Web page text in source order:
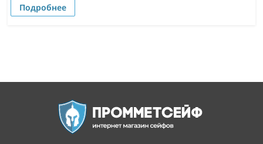
Подробнее